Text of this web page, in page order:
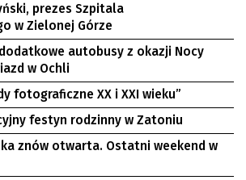
prezes Szpitala
w Zielonej Górze
autobusy z okazji Nocy
w Ochli
„Tu były… zakłady fotograficzne XX i XXI wieku”
festyn rodzinny w Zatoniu
znów otwarta. Ostatni weekend w